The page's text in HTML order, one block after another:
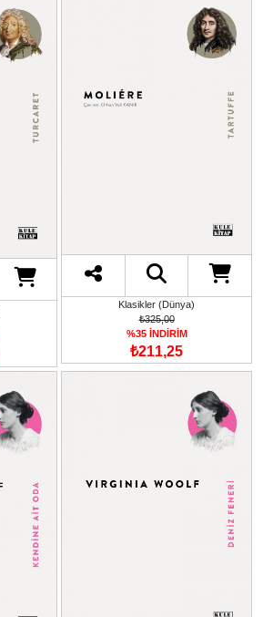
Klasikler (Dünya)
₺325,00
%35 İNDİRİM
₺211,25